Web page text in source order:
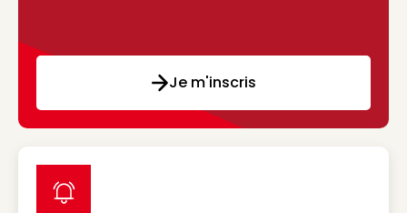
Je m'inscris
label icon